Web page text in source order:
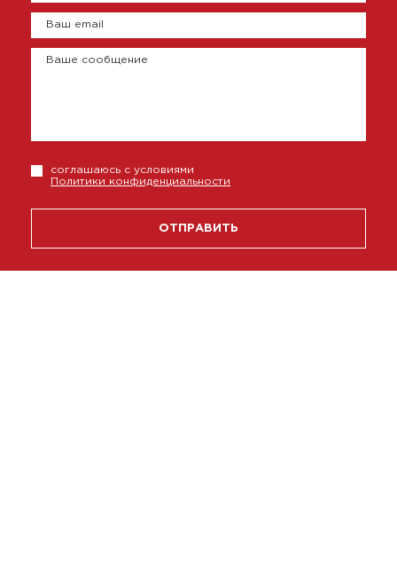
Ваш email
Ваше сообщение
соглашаюсь с условиями
Политики конфиденциальности
ОТПРАВИТЬ